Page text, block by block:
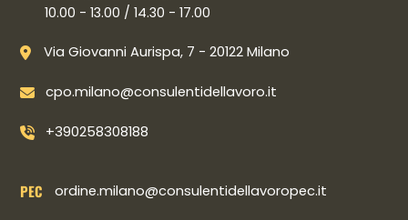
10.00 - 13.00 / 14.30 - 17.00
Via Giovanni Aurispa, 7 - 20122 Milano
cpo.milano@consulentidellavoro.it
+390258308188
PEC ordine.milano@consulentidellavoropec.it